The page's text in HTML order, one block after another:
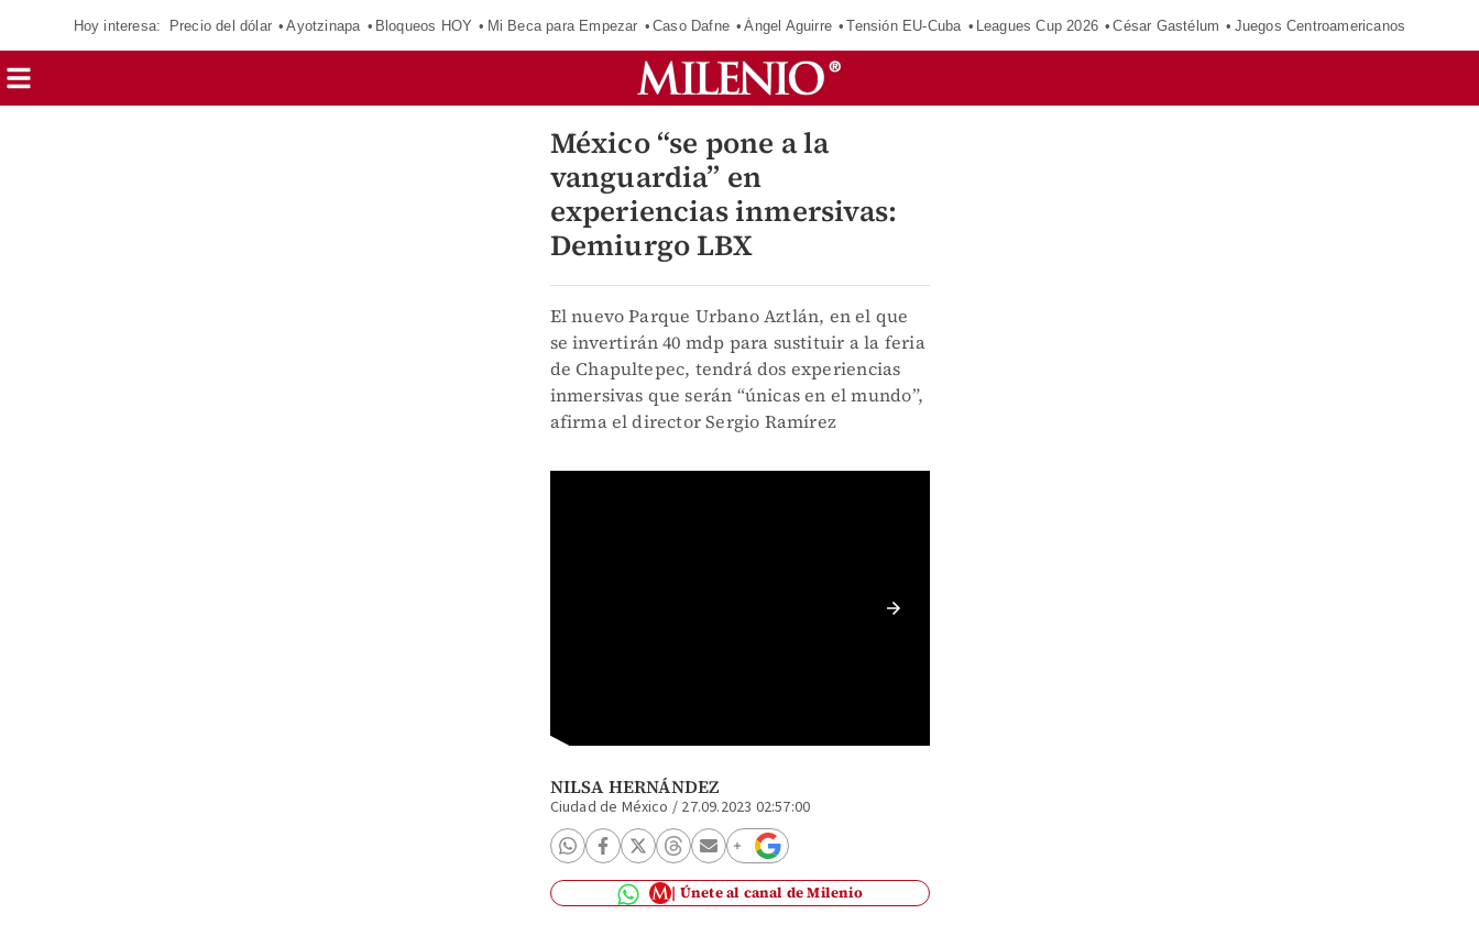
Hoy interesa: Precio del dólar Ayotzinapa Bloqueos HOY Mi Beca para Empezar Caso Dafne Ángel Aguirre Tensión EU-Cuba Leagues Cup 2026 César Gastélum Juegos Centroamericanos
México “se pone a la
vanguardia” en
experiencias inmersivas:
Demiurgo LBX
El nuevo Parque Urbano Aztlán, en el que
se invertirán 40 mdp para sustituir a la feria
de Chapultepec, tendrá dos experiencias
inmersivas que serán “únicas en el mundo”,
afirma el director Sergio Ramírez
NILSA HERNÁNDEZ
Ciudad de México / 27.09.2023 02:57:00
Únete al canal de Milenio